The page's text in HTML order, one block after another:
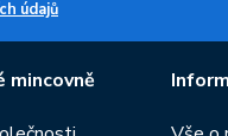
údajů
mincovně